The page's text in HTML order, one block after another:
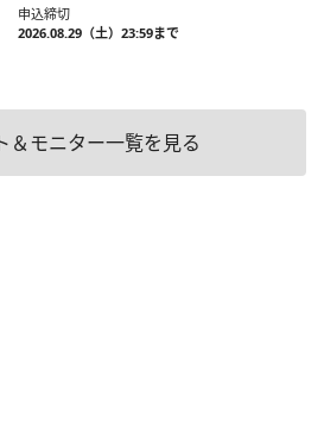
申込締切
2026.08.29（土）23:59まで
＆モニター一覧を見る